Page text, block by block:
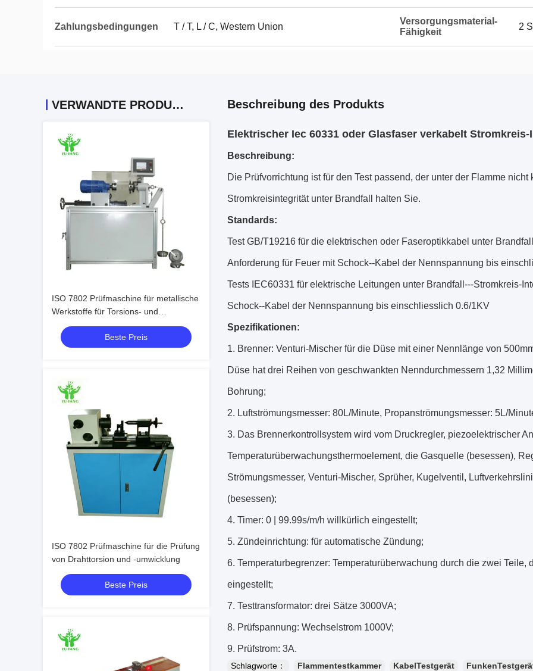
Zahlungsbedingungen T / T, L / C, Western Union
Versorgungsmaterial-
Fähigkeit
2
VERWANDTE PRODUKTE
ISO 7802 Prüfmaschine für metallische
Werkstoffe für Torsions- und
Wickelprüfungen, elektronisch
Beste Preis
ISO 7802 Prüfmaschine für die Prüfung
von Drahttorsion und -umwicklung
Beste Preis
Beschreibung des Produkts
Elektrischer Iec 60331 oder Glasfaser verkabelt
Beschreibung:
Die Prüfvorrichtung ist für den Test passend, der unter der Flamme
Stromkreisintegrität unter Brandfall halten Sie.
Standards:
Test GB/T19216 für die elektrischen oder Faseroptikkabel unter
Anforderung für Feuer mit Schock--Kabel der Nennspannung bis
Tests IEC60331 für elektrische Leitungen unter Brandfall---Stromkreis-
Schock--Kabel der Nennspannung bis einschliesslich 0.6/1KV
Spezifikationen:
1. Brenner: Venturi-Mischer für die Düse mit einer Nennlänge von
Düse hat drei Reihen von geschwankten Nenndurchmessern 1,32
Bohrung;
2. Luftströmungsmesser: 80L/Minute, Propanströmungsmesser: 5L/
3. Das Brennerkontrollsystem wird vom Druckregler, piezoelektrischer
Temperaturüberwachungsthermoelement, die Gasquelle (besessen),
Strömungsmesser, Venturi-Mischer, Sprüher, Kugelventil,
(besessen);
4. Timer: 0 | 99.99s/m/h willkürlich eingestellt;
5. Zündeinrichtung: für automatische Zündung;
6. Temperaturbegrenzer: Temperaturüberwachung durch die zwei
eingestellt;
7. Testtransformator: drei Sätze 3000VA;
8. Prüfspannung: Wechselstrom 1000V;
9. Prüfstrom: 3A.
Schlagworte： Flammentestkammer KabelTestgerät